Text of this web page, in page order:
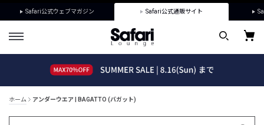
Safari公式ウェブマガジン Safari公式通販サイト
ホーム アンダーウエア | BAGATTO (バガット)